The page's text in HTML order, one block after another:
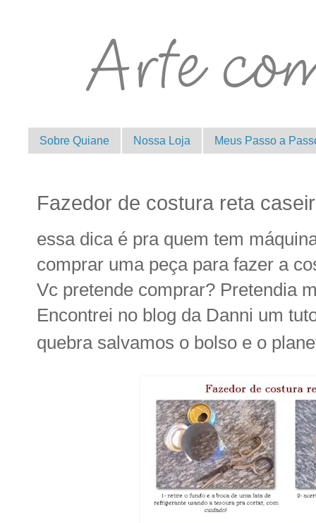
Sobre Quiane Nossa Loja Meus Passo a
Fazedor de costura reta
essa dica é pra quem tem
comprar uma peça para fazer a
Vc pretende comprar? Pretendia
Encontrei no blog da Danni um
quebra salvamos o bolso e o